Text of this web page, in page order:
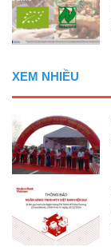
XEM NHIỀU